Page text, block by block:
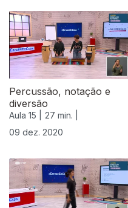
Percussão, notação e
diversão
Aula 15 |
27 min. |
09 dez. 2020